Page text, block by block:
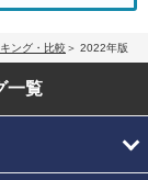
ング・比較 2022年版
一覧